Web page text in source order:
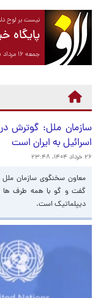
نیست بر لوح
پایگاه
جمعه ۱۶ مرداد ۱۴۰۵ برابر با ۰۷ آگوست ۲۰۲۶
سازمان ملل: گوترش
اسرائیل به ایران است
۲۶ خرداد ۱۴۰۴، ۲۳:۴۸
معاون سخنگوی سازمان
گفت و گو با همه طرف ها
دیپلماتیک است.